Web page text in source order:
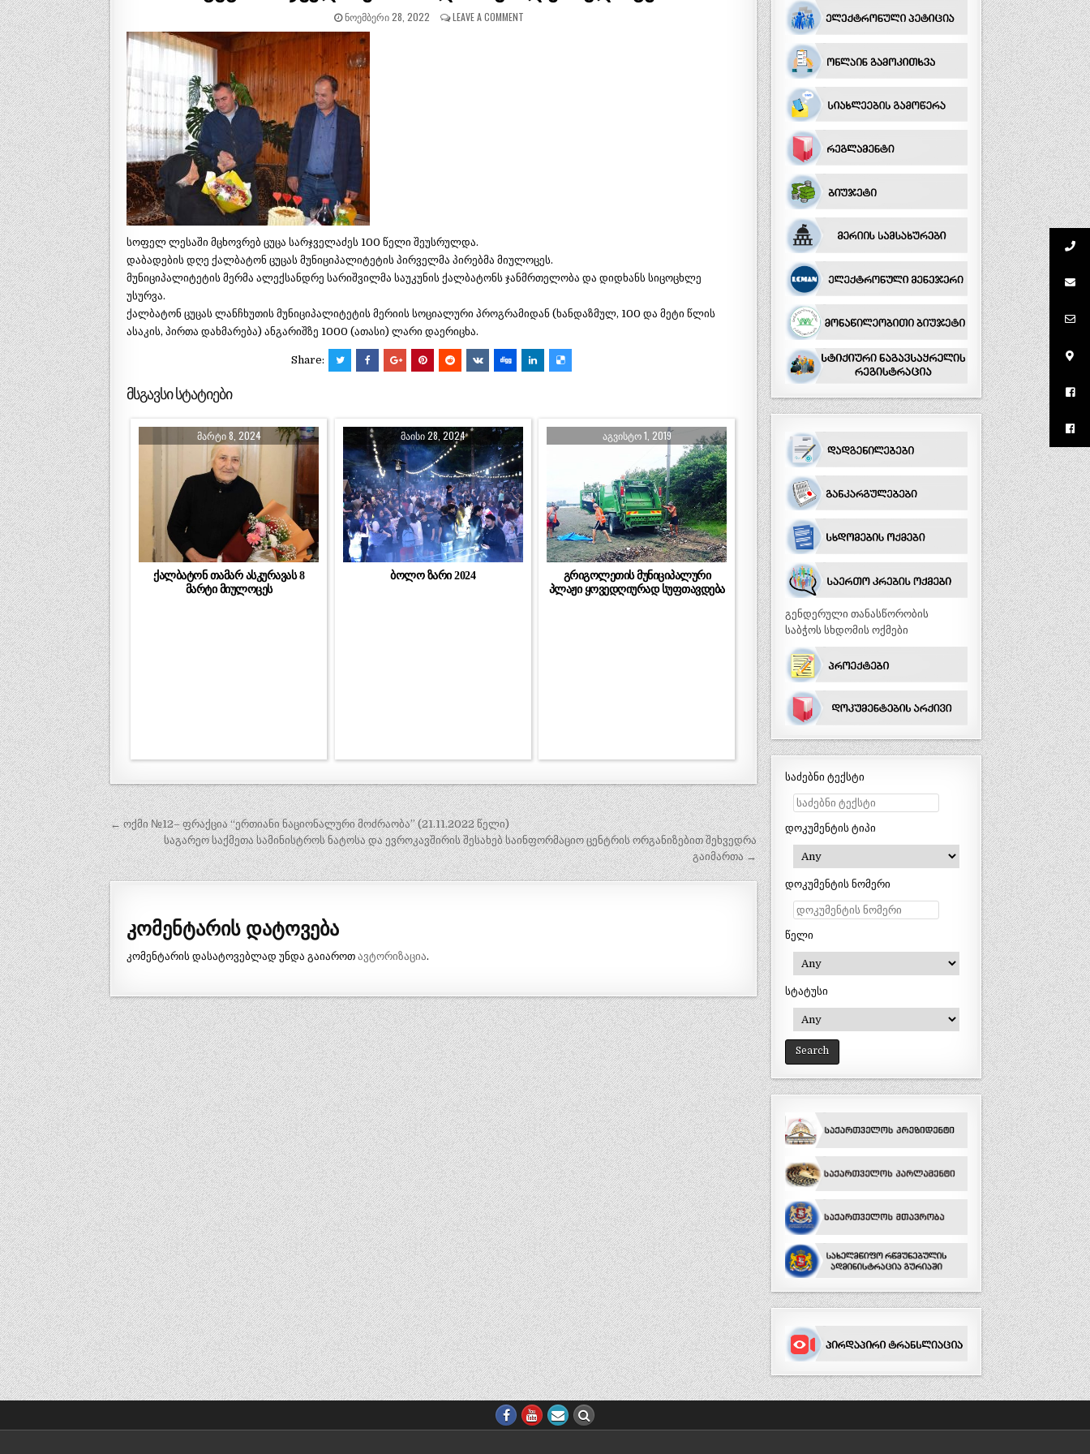
ᲜᲝᲔᲛᲑᲔᲠᲘ 28, 2022 LEAVE A COMMENT
სოფელ ლესაში მცხოვრებ ცუცა სარჯველაძეს 100 წელი შეუსრულდა.
დაბადების დღე ქალბატონ ცუცას მუნიციპალიტეტის პირველმა პირებმა მიულოცეს.
მუნიციპალიტეტის მერმა ალექსანდრე სარიშვილმა საუკუნის ქალბატონს ჯანმრთელობა და დიდხანს სიცოცხლე
უსურვა.
ქალბატონ ცუცას ლანჩხუთის მუნიციპალიტეტის მერიის სოციალური პროგრამიდან (ხანდაზმულ, 100 და მეტი წლის
ასაკის, პირთა დახმარება) ანგარიშზე 1000 (ათასი) ლარი დაერიცხა.
Share:
მსგავსი სტატიები
ᲛᲐᲠᲢᲘ 8, 2024
ქალბატონ თამარ ასკურავას 8
მარტი მიულოცეს
ᲛᲐᲘᲡᲘ 28, 2024
ბოლო ზარი 2024
ᲐᲒᲕᲘᲡᲢᲝ 1, 2019
გრიგოლეთის მუნიციპალური
პლაჟი ყოვედღიურად სუფთავდება
პოსტის
ნავიგაცია
← ოქმი №12– ფრაქცია “ერთიანი ნაციონალური მოძრაობა” (21.11.2022 წელი)
საგარეო საქმეთა სამინისტროს ნატოსა და ევროკავშირის შესახებ საინფორმაციო ცენტრის ორგანიზებით შეხვედრა
გაიმართა →
კომენტარის დატოვება
კომენტარის დასატოვებლად უნდა გაიაროთავტორიზაცია.
გენდერული თანასწორობის
საბჭოს სხდომის ოქმები
საძებნი ტექსტი
დოკუმენტის ტიპი
დოკუმენტის ნომერი
წელი
სტატუსი